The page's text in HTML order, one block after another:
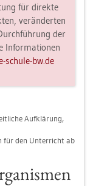
für di­rek­te
ver­än­der­ten
der
In­for­ma­tio­nen
​schu­le-​bw.​de
Auf­klä­rung,
für den Un­ter­richt ab